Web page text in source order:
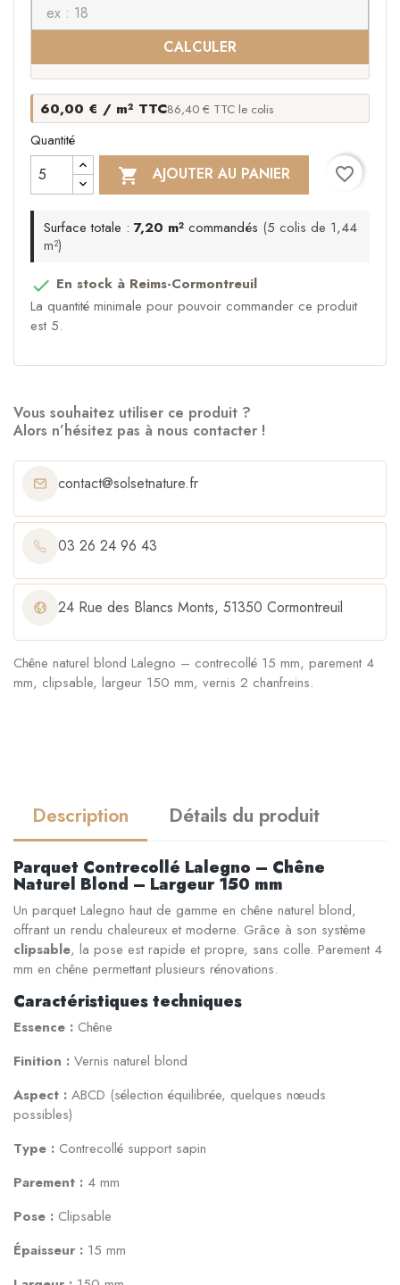
CALCULER
60,00 € / m² TTC86,40 € TTC le colis
Quantité
 AJOUTER AU PANIER favorite_border
Surface totale : 7,20 m²commandés (5 colis de 1,44
m²)
 En stock à Reims-Cormontreuil
La quantité minimale pour pouvoir commander ce produit
est 5.
Vous souhaitez utiliser ce produit ?
Alors n’hésitez pas à nous contacter !
contact@solsetnature.fr
03 26 24 96 43
24 Rue des Blancs Monts, 51350 Cormontreuil
Chêne naturel blond Lalegno – contrecollé 15 mm, parement 4
mm, clipsable, largeur 150 mm, vernis 2 chanfreins.
Description Détails du produit
Parquet Contrecollé Lalegno – Chêne
Naturel Blond – Largeur 150 mm
Un parquet Lalegno haut de gamme en chêne naturel blond,
offrant un rendu chaleureux et moderne. Grâce à son système
clipsable, la pose est rapide et propre, sans colle. Parement 4
mm en chêne permettant plusieurs rénovations.
Caractéristiques techniques
Essence : Chêne
Finition : Vernis naturel blond
Aspect : ABCD (sélection équilibrée, quelques nœuds
possibles)
Type : Contrecollé support sapin
Parement : 4 mm
Pose : Clipsable
Épaisseur : 15 mm